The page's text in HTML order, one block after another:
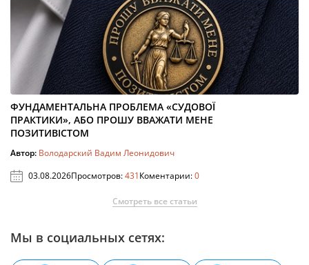
ФУНДАМЕНТАЛЬНА ПРОБЛЕМА «СУДОВОЇ
ПРАКТИКИ», АБО ПРОШУ ВВАЖАТИ МЕНЕ
ПОЗИТИВІСТОМ
Автор: Володарский Вадим Леонидович
03.08.2026Просмотров:431Коментарии:0
Смотреть все статьи
Мы в социальных сетях: